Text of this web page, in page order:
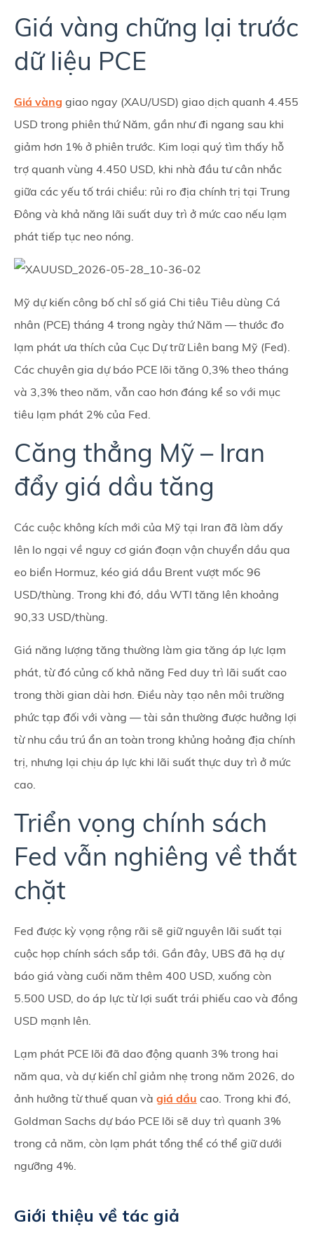
Giá vàng chững lại trước
dữ liệu PCE
Giá vàng giao ngay (XAU/USD) giao dịch quanh 4.455
USD trong phiên thứ Năm, gần như đi ngang sau khi
giảm hơn 1% ở phiên trước. Kim loại quý tìm thấy hỗ
trợ quanh vùng 4.450 USD, khi nhà đầu tư cân nhắc
giữa các yếu tố trái chiều: rủi ro địa chính trị tại Trung
Đông và khả năng lãi suất duy trì ở mức cao nếu lạm
phát tiếp tục neo nóng.
Mỹ dự kiến công bố chỉ số giá Chi tiêu Tiêu dùng Cá
nhân (PCE) tháng 4 trong ngày thứ Năm — thước đo
lạm phát ưa thích của Cục Dự trữ Liên bang Mỹ (Fed).
Các chuyên gia dự báo PCE lõi tăng 0,3% theo tháng
và 3,3% theo năm, vẫn cao hơn đáng kể so với mục
tiêu lạm phát 2% của Fed.
Căng thẳng Mỹ – Iran
đẩy giá dầu tăng
Các cuộc không kích mới của Mỹ tại Iran đã làm dấy
lên lo ngại về nguy cơ gián đoạn vận chuyển dầu qua
eo biển Hormuz, kéo giá dầu Brent vượt mốc 96
USD/thùng. Trong khi đó, dầu WTI tăng lên khoảng
90,33 USD/thùng.
Giá năng lượng tăng thường làm gia tăng áp lực lạm
phát, từ đó củng cố khả năng Fed duy trì lãi suất cao
trong thời gian dài hơn. Điều này tạo nên môi trường
phức tạp đối với vàng — tài sản thường được hưởng lợi
từ nhu cầu trú ẩn an toàn trong khủng hoảng địa chính
trị, nhưng lại chịu áp lực khi lãi suất thực duy trì ở mức
cao.
Triển vọng chính sách
Fed vẫn nghiêng về thắt
chặt
Fed được kỳ vọng rộng rãi sẽ giữ nguyên lãi suất tại
cuộc họp chính sách sắp tới. Gần đây, UBS đã hạ dự
báo giá vàng cuối năm thêm 400 USD, xuống còn
5.500 USD, do áp lực từ lợi suất trái phiếu cao và đồng
USD mạnh lên.
Lạm phát PCE lõi đã dao động quanh 3% trong hai
năm qua, và dự kiến chỉ giảm nhẹ trong năm 2026, do
ảnh hưởng từ thuế quan và giá dầu cao. Trong khi đó,
Goldman Sachs dự báo PCE lõi sẽ duy trì quanh 3%
trong cả năm, còn lạm phát tổng thể có thể giữ dưới
ngưỡng 4%.
Giới thiệu về tác giả